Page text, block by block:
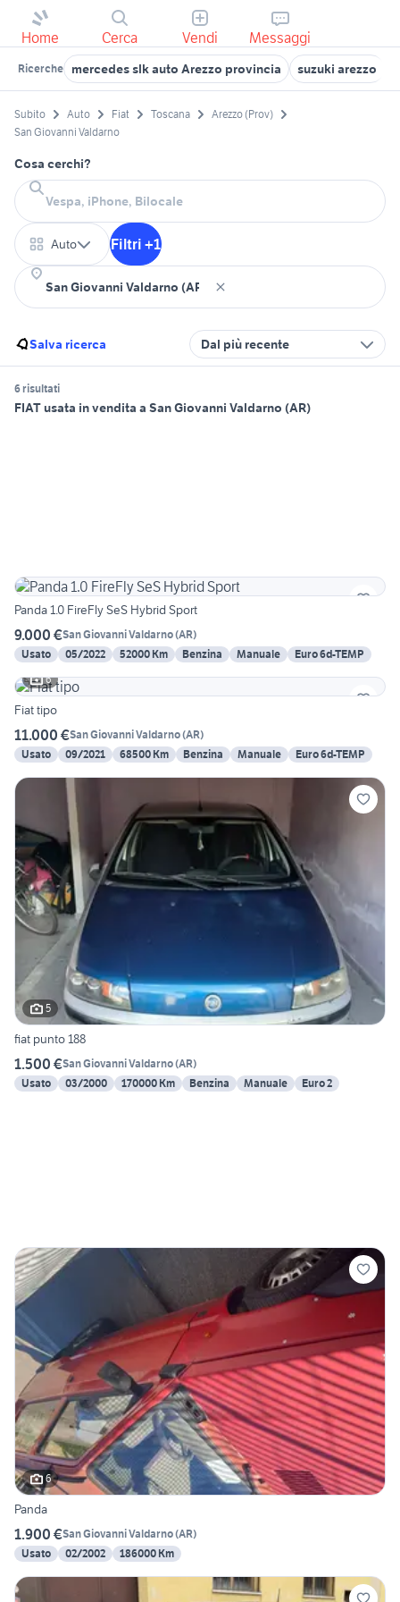
Home Cerca Vendi Messaggi
Ricerche mercedes slk auto Arezzo provincia suzuki arezzo
Subito Auto Fiat Toscana
Arezzo (Prov)
San Giovanni Valdarno
Cosa cerchi?
Auto Filtri +1
Salva ricerca Dal più recente
6 risultati
FIAT usata in vendita a San Giovanni Valdarno (AR)
Panda 1.0 FireFly SeS Hybrid Sport
9.000 €San Giovanni Valdarno(AR)
Usato
05/2022 52000 Km Benzina Manuale
Euro 6d-TEMP
6
Fiat tipo
11.000 €San Giovanni Valdarno(AR)
Usato
09/2021 68500 Km Benzina Manuale Euro 6d-TEMP
5
fiat punto 188
1.500 €San Giovanni Valdarno(AR)
Usato
03/2000 170000 Km Benzina Manuale Euro 2
6
Panda
1.900 €San Giovanni Valdarno(AR)
Usato
02/2002 186000 Km